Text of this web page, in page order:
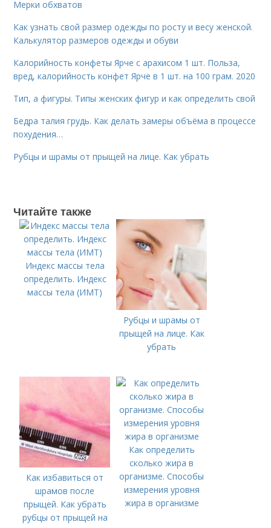
Мерки обхватов
Как узнать свой размер одежды по росту и весу женской.
Калькулятор размеров одежды и обуви
Калорийность конфеты Ярче с арахисом 1 шт. Польза,
вред, калорийность конфет Ярче в 1 шт. на 100 грам. 2020
Тип, а фигуры. Типы женских фигур и как определить свой
Бедра талия грудь. Как делать замеры объёма в процессе
похудения…
Рубцы и шрамы от прыщей на лице. Как убрать
Читайте также
Индекс массы тела
определить. Индекс
массы тела (ИМТ)
Рубцы и шрамы от
прыщей на лице. Как
убрать
Как избавиться от
шрамов после
прыщей. Как убрать
рубцы от прыщей на
Как определить
сколько жира в
организме. Способы
измерения уровня
жира в организме